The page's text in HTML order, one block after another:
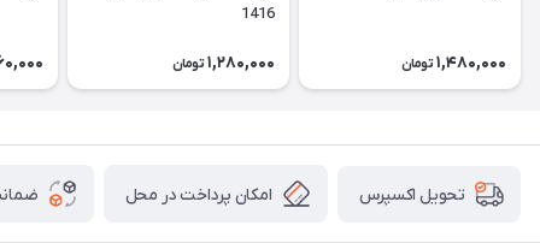
1,480,000 تومان
1416
1,280,000 تومان
تحویل اکسپرس امکان پرداخت در محل